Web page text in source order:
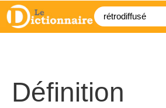
Définition